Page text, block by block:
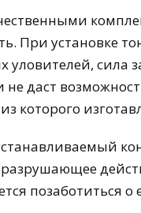
При установке
уловителей, сила
не даст
которого
позаботиться о